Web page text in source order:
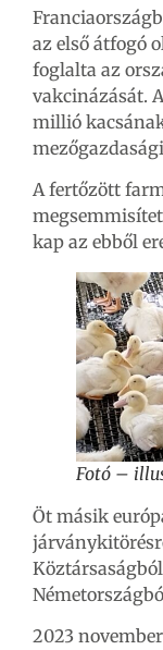
az első átfogó
foglalta az
vakcinázását.
millió
A fertőzött
kap az ebből
Fotó –
Öt másik
2023